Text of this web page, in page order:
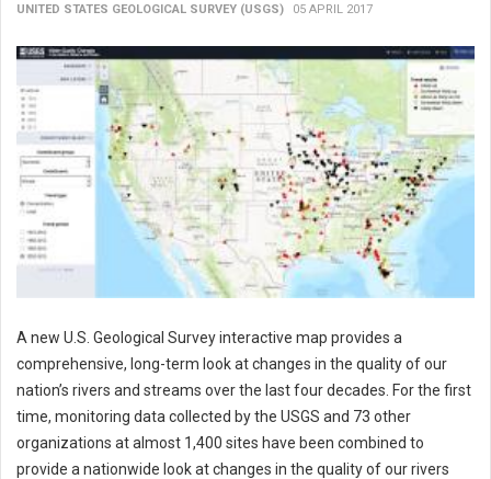
UNITED STATES GEOLOGICAL SURVEY (USGS) 05 APRIL 2017
A new U.S. Geological Survey interactive map provides a
comprehensive, long-term look at changes in the quality of our
nation’s rivers and streams over the last four decades. For the first
time, monitoring data collected by the USGS and 73 other
organizations at almost 1,400 sites have been combined to
provide a nationwide look at changes in the quality of our rivers